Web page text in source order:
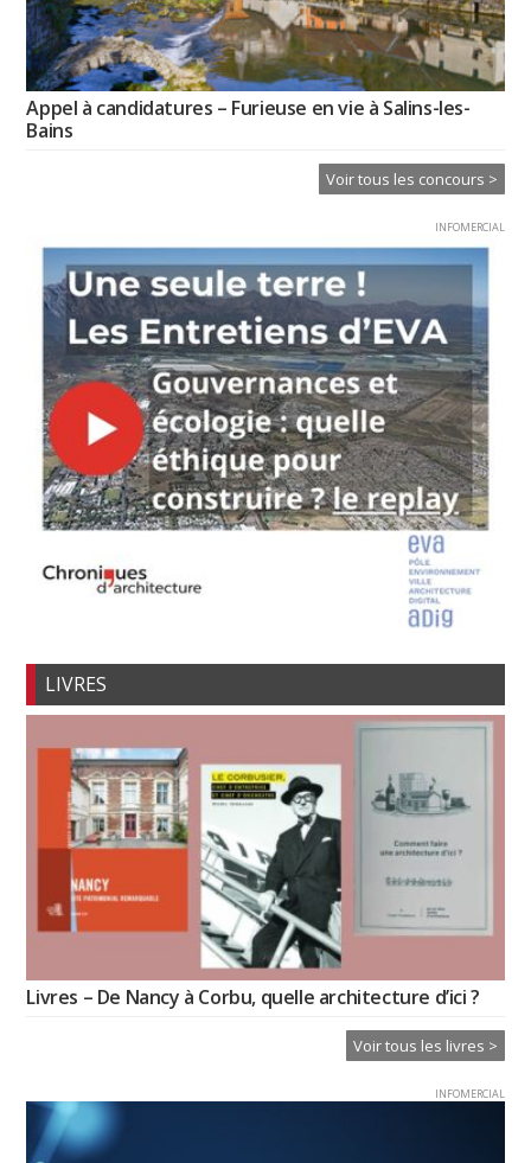
Appel à candidatures – Furieuse en vie à Salins-les-
Bains
Voir tous les concours >
INFOMERCIAL
LIVRES
Livres – De Nancy à Corbu, quelle architecture d’ici ?
Voir tous les livres >
INFOMERCIAL